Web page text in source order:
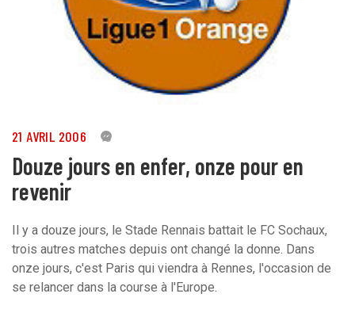
21 AVRIL 2006 0
Douze jours en enfer, onze pour en
revenir
Il y a douze jours, le Stade Rennais battait le FC Sochaux,
trois autres matches depuis ont changé la donne. Dans
onze jours, c'est Paris qui viendra à Rennes, l'occasion de
se relancer dans la course à l'Europe.